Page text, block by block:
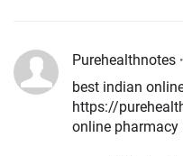
Purehealthnotes
best indian
https://
online pharmacy